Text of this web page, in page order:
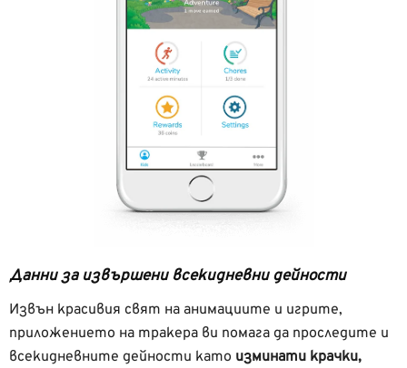
Данни за извършени всекидневни дейности
Извън красивия свят на анимациите и игрите,
приложението на тракера ви помага да проследите и
всекидневните дейности като изминати крачки,